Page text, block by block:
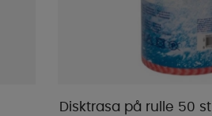
Disktrasa på rulle 50 st